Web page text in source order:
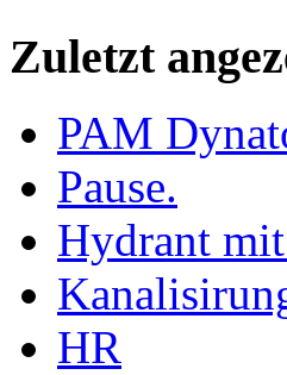
Zuletzt
PAM
Pause.
Hydrant
HR